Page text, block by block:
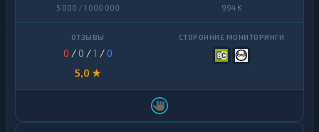
5 000 / 1 000 000 994 K
0 / 0 /1 /0
5,0 ★
Terra
1
Uniswap1